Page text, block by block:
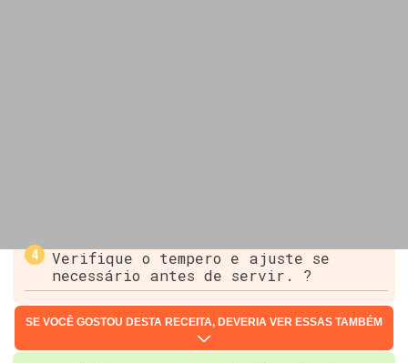
Verifique o tempero e ajuste se
necessário antes de servir. ?
SE VOCÊ GOSTOU DESTA RECEITA, DEVERIA VER ESSAS TAMBÉM